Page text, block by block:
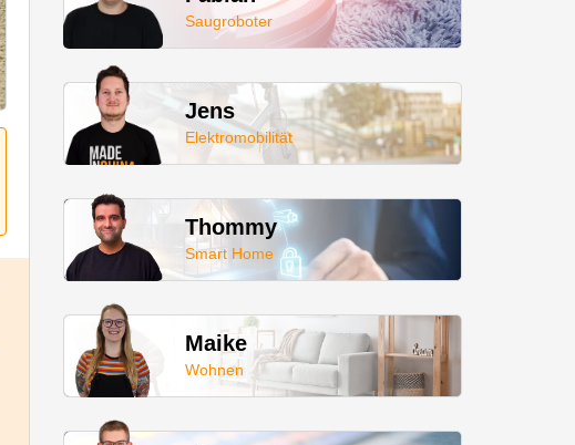
Saugroboter
Jens
Elektromobilität
Thommy
Smart Home
Maike
Wohnen